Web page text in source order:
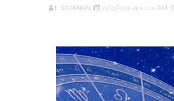
E SAMAKALIN ১১/২১/২০২২ ০৬:০০:০০ AM